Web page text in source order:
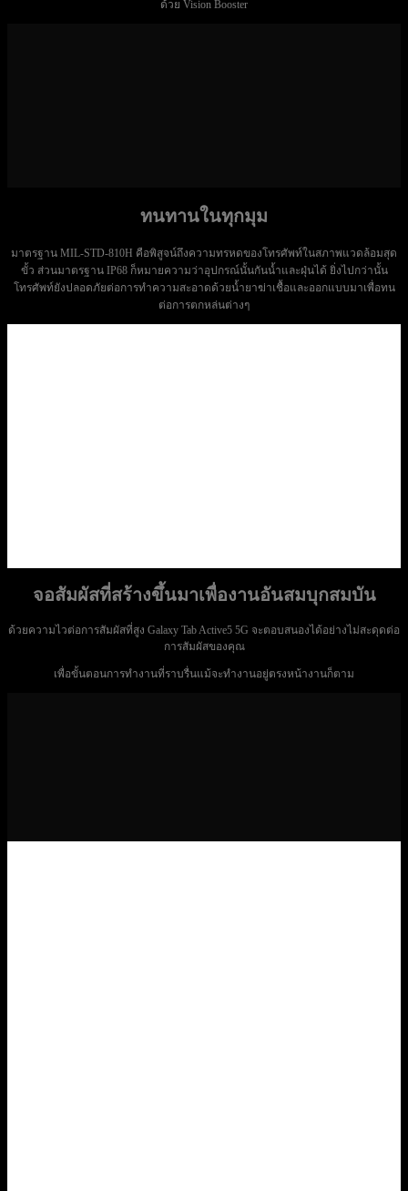
ด้วย Vision Booster
ทนทานในทุกมุม
มาตรฐาน MIL-STD-810H คือพิสูจน์ถึงความทรหดของโทรศัพท์ในสภาพแวดล้อมสุด
ขั้ว ส่วนมาตรฐาน IP68 ก็หมายความว่าอุปกรณ์นั้นกันน้ำและฝุ่นได้ ยิ่งไปกว่านั้น
โทรศัพท์ยังปลอดภัยต่อการทำความสะอาดด้วยน้ำยาฆ่าเชื้อและออกแบบมาเพื่อทน
ต่อการตกหล่นต่างๆ
จอสัมผัสที่สร้างขึ้นมาเพื่องานอันสมบุกสมบัน
ด้วยความไวต่อการสัมผัสที่สูง Galaxy Tab Active5 5G จะตอบสนองได้อย่างไม่สะดุดต่อ
การสัมผัสของคุณ
เพื่อขั้นตอนการทำงานที่ราบรื่นแม้จะทำงานอยู่ตรงหน้างานก็ตาม